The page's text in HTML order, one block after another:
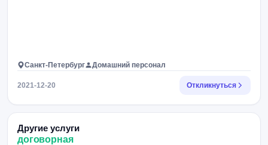
Санкт-Петербург Домашний персонал
2021-12-20 Откликнуться
Другие услуги
договорная